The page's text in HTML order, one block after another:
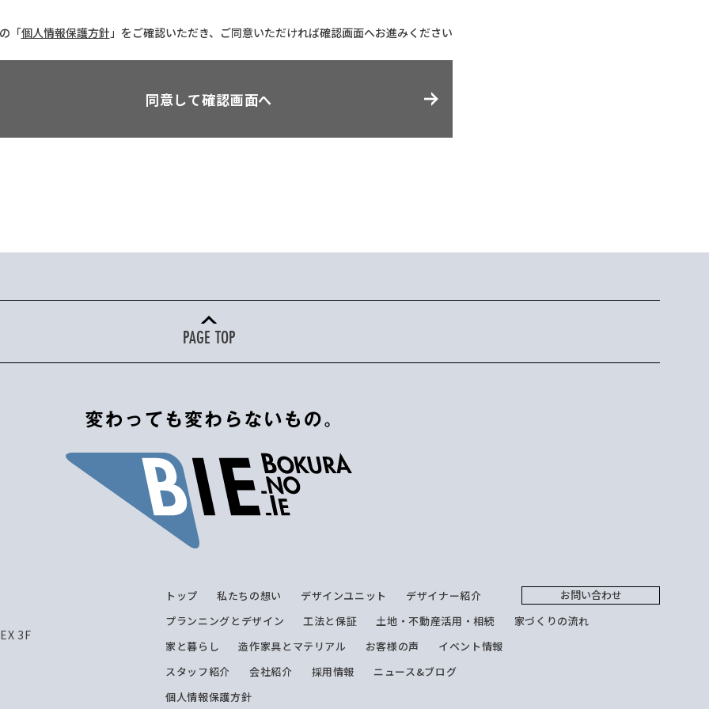
「個人情報保護方針」をご確認いただき、ご同意いただければ確認画面へお進みください
PAGE TOP
3F
トップ 私たちの想い デザインユニット
デザイナー紹介
プランニングとデザイン
工法と保証 土地・不動産活用・相続
家づくりの流れ
家と暮らし
造作家具とマテリアル お客様の声
イベント情報
スタッフ紹介
会社紹介 採用情報
ニュース&ブログ
個人情報保護方針
お問い合わせ